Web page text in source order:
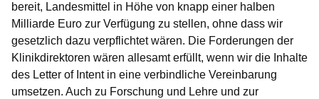
bereit, Landesmittel in Höhe von knapp einer halben
Milliarde Euro zur Verfügung zu stellen, ohne dass wir
gesetzlich dazu verpflichtet wären. Die Forderungen der
Klinikdirektoren wären allesamt erfüllt, wenn wir die Inhalte
des Letter of Intent in eine verbindliche Vereinbarung
umsetzen. Auch zu Forschung und Lehre und zur